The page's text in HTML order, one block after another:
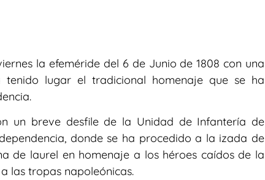
la efeméride del 6 de Junio de 1808 con una
lugar el tradicional homenaje que se ha
un breve desfile de la Unidad de Infantería de
donde se ha procedido a la izada de
de laurel en homenaje a los héroes caídos de la
las tropas napoleónicas.